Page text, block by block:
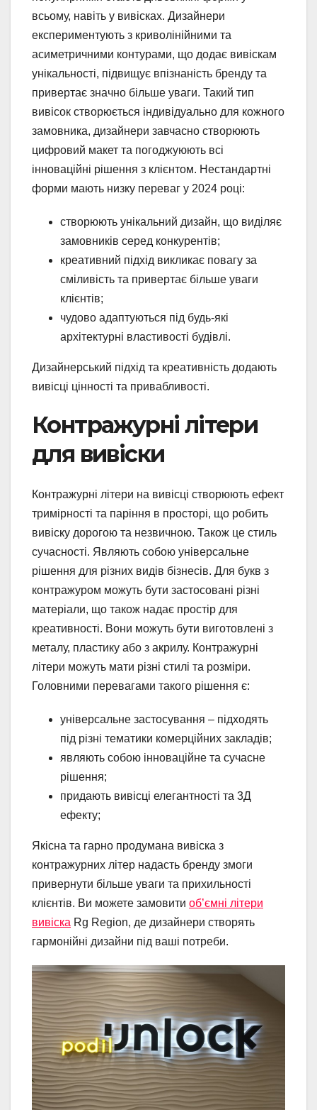
всьому, навіть у вивісках. Дизайнери
експериментують з криволінійними та
асиметричними контурами, що додає вивіскам
унікальності, підвищує впізнаність бренду та
привертає значно більше уваги. Такий тип
вивісок створюється індивідуально для кожного
замовника, дизайнери завчасно створюють
цифровий макет та погоджуюють всі
інноваційні рішення з клієнтом. Нестандартні
форми мають низку переваг у 2024 році:
створюють унікальний дизайн, що виділяє
замовників серед конкурентів;
креативний підхід викликає повагу за
сміливість та привертає більше уваги
клієнтів;
чудово адаптуються під будь-які
архітектурні властивості будівлі.
Дизайнерський підхід та креативність додають
вивісці цінності та привабливості.
Контражурні літери
для вивіски
Контражурні літери на вивісці створюють ефект
тримірності та паріння в просторі, що робить
вивіску дорогою та незвичною. Також це стиль
сучасності. Являють собою універсальне
рішення для різних видів бізнесів. Для букв з
контражуром можуть бути застосовані різні
матеріали, що також надає простір для
креативності. Вони можуть бути виготовлені з
металу, пластику або з акрилу. Контражурні
літери можуть мати різні стилі та розміри.
Головними перевагами такого рішення є:
універсальне застосування – підходять
під різні тематики комерційних закладів;
являють собою інноваційне та сучасне
рішення;
придають вивісці елегантності та 3Д
ефекту;
Якісна та гарно продумана вивіска з
контражурних літер надасть бренду змоги
привернути більше уваги та прихильності
клієнтів. Ви можете замовити об’ємні літери
вивіска Rg Region, де дизайнери створять
гармонійні дизайни під ваші потреби.